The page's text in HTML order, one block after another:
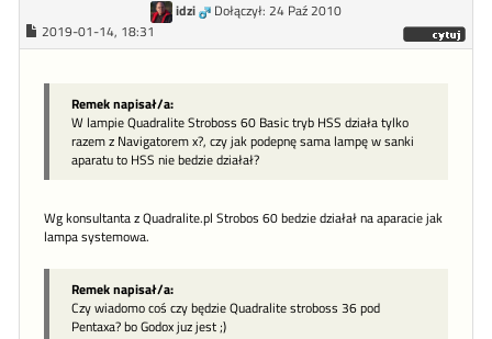
idzi
Dołączył: 24 Paź 2010
2019-01-14, 18:31
Remek napisał/a:
W lampie Quadralite Stroboss 60 Basic tryb HSS działa tylko
razem z Navigatorem x?, czy jak podepnę sama lampę w sanki
aparatu to HSS nie bedzie działał?
Wg konsultanta z Quadralite.pl Strobos 60 bedzie działał na aparacie jak
lampa systemowa.
Remek napisał/a:
Czy wiadomo coś czy będzie Quadralite stroboss 36 pod
Pentaxa? bo Godox juz jest ;)